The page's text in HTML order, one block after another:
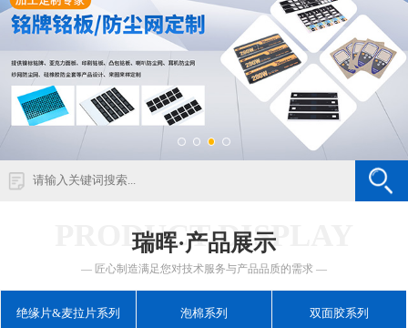
PRODUCT DISPLAY
瑞晖·产品展示
— 匠心制造满足您对技术服务与产品品质的需求 —
绝缘片&麦拉片系列 泡棉系列 双面胶系列